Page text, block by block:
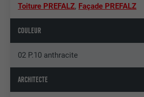
Toiture PREFALZ, Façade PREFALZ
COULEUR
02 P.10 anthracite
ARCHITECTE